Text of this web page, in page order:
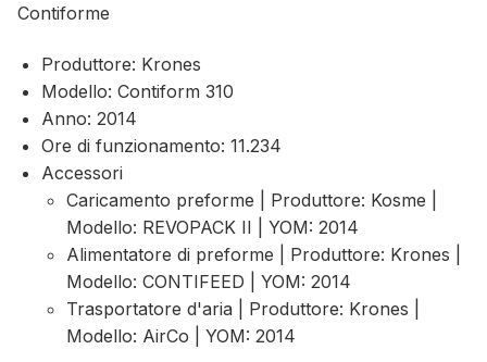
Contiforme
Produttore: Krones
Modello: Contiform 310
Anno: 2014
Ore di funzionamento: 11.234
Accessori
Caricamento preforme | Produttore: Kosme |
Modello: REVOPACK II | YOM: 2014
Alimentatore di preforme | Produttore: Krones |
Modello: CONTIFEED | YOM: 2014
Trasportatore d'aria | Produttore: Krones |
Modello: AirCo | YOM: 2014